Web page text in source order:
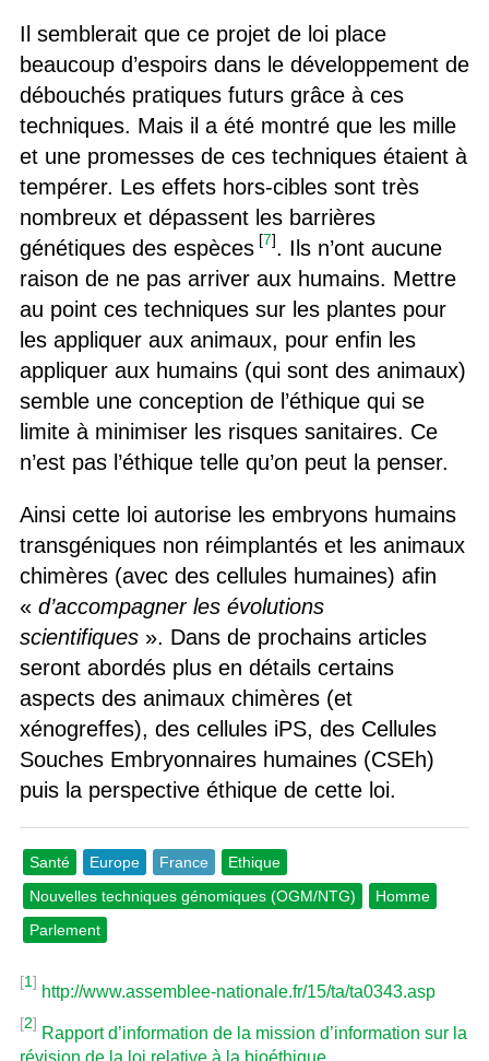
Il semblerait que ce projet de loi place
beaucoup d’espoirs dans le développement de
débouchés pratiques futurs grâce à ces
techniques. Mais il a été montré que les mille
et une promesses de ces techniques étaient à
tempérer. Les effets hors-cibles sont très
nombreux et dépassent les barrières
génétiques des espèces [7]. Ils n’ont aucune
raison de ne pas arriver aux humains. Mettre
au point ces techniques sur les plantes pour
les appliquer aux animaux, pour enfin les
appliquer aux humains (qui sont des animaux)
semble une conception de l’éthique qui se
limite à minimiser les risques sanitaires. Ce
n’est pas l’éthique telle qu’on peut la penser.
Ainsi cette loi autorise les embryons humains
transgéniques non réimplantés et les animaux
chimères (avec des cellules humaines) afin
« d’accompagner les évolutions
scientifiques». Dans de prochains articles
seront abordés plus en détails certains
aspects des animaux chimères (et
xénogreffes), des cellules iPS, des Cellules
Souches Embryonnaires humaines (CSEh)
puis la perspective éthique de cette loi.
Santé Europe France
Ethique
Nouvelles techniques génomiques (OGM/NTG)
Homme
Parlement
[1]
http://www.assemblee-nationale.fr/15/ta/ta0343.asp
[2]
Rapport d’information de la mission d’information sur la
révision de la loi relative à la bioéthique.